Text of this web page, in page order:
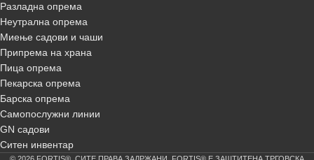
Разладна опрема
Неутрална опрема
Миење садови и чаши
Припрема на храна
Пица опрема
Пекарска опрема
Барска опрема
Самопослужни линии
GN садови
Ситен инвентар